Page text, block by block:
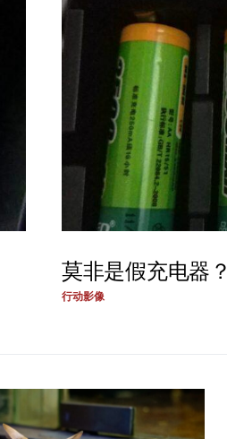
莫非是假充电器？
行动影像